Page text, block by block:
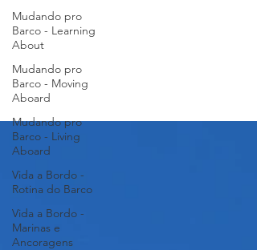
Mudando pro
Barco - Learning
About
Mudando pro
Barco - Moving
Aboard
Mudando pro
Barco - Living
Aboard
Vida a Bordo -
Rotina do Barco
Vida a Bordo -
Marinas e
Ancoragens